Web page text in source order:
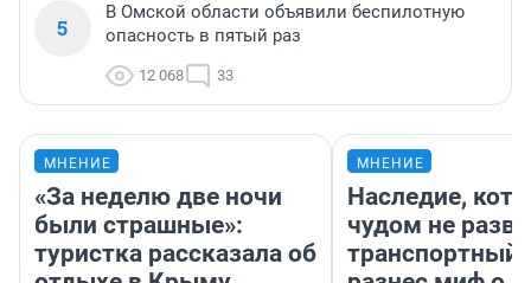
5
В Омской области объявили беспилотную
опасность в пятый раз
12 068 33
МНЕНИЕ
«За неделю две ночи
были страшные»:
туристка рассказала об
МНЕНИЕ
Наследие,
чудом не
транспортный